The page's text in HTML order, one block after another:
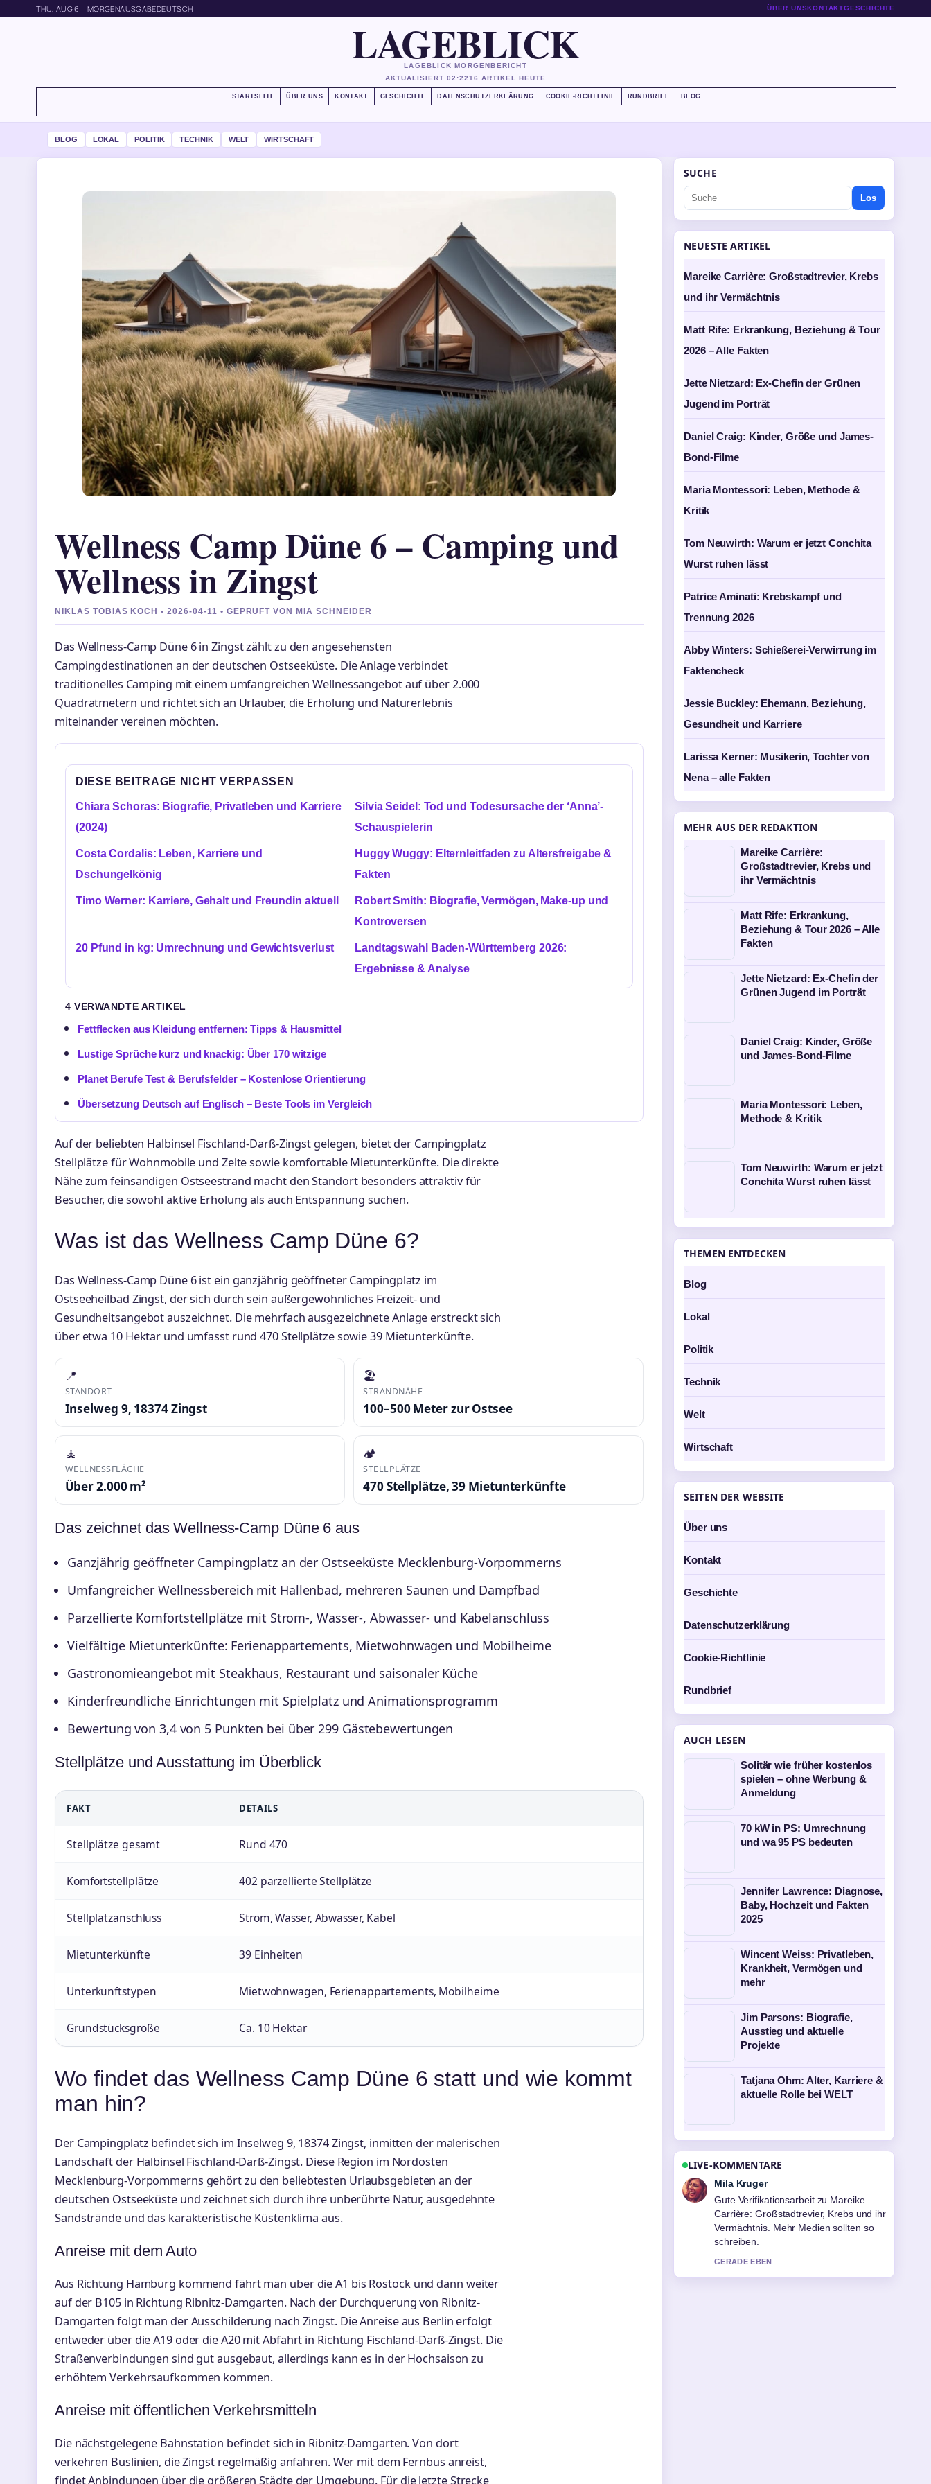
THU, AUG 6 MORGENAUSGABEDEUTSCH ÜBER UNSKONTAKTGESCHICHTE
LAGEBLICK
LAGEBLICK MORGENBERICHT
AKTUALISIERT 02:2216 ARTIKEL HEUTE
STARTSEITE ÜBER UNS KONTAKT GESCHICHTE DATENSCHUTZERKLÄRUNG COOKIE-RICHTLINIE RUNDBRIEF BLOG
BLOG LOKAL POLITIK TECHNIK WELT WIRTSCHAFT
Wellness Camp Düne 6 – Camping und
Wellness in Zingst
NIKLAS TOBIAS KOCH • 2026-04-11 • GEPRUFT VON MIA SCHNEIDER
Das Wellness-Camp Düne 6 in Zingst zählt zu den angesehensten
Campingdestinationen an der deutschen Ostseeküste. Die Anlage verbindet
traditionelles Camping mit einem umfangreichen Wellnessangebot auf über 2.000
Quadratmetern und richtet sich an Urlauber, die Erholung und Naturerlebnis
miteinander vereinen möchten.
DIESE BEITRAGE NICHT VERPASSEN
Chiara Schoras: Biografie, Privatleben und Karriere
(2024)
Silvia Seidel: Tod und Todesursache der ‘Anna’-
Schauspielerin
Costa Cordalis: Leben, Karriere und
Dschungelkönig
Huggy Wuggy: Elternleitfaden zu Altersfreigabe &
Fakten
Timo Werner: Karriere, Gehalt und Freundin aktuell
Robert Smith: Biografie, Vermögen, Make-up und
Kontroversen
20 Pfund in kg: Umrechnung und Gewichtsverlust
Landtagswahl Baden-Württemberg 2026:
Ergebnisse & Analyse
4 VERWANDTE ARTIKEL
Fettflecken aus Kleidung entfernen: Tipps & Hausmittel
Lustige Sprüche kurz und knackig: Über 170 witzige
Planet Berufe Test & Berufsfelder – Kostenlose Orientierung
Übersetzung Deutsch auf Englisch – Beste Tools im Vergleich
Auf der beliebten Halbinsel Fischland-Darß-Zingst gelegen, bietet der Campingplatz
Stellplätze für Wohnmobile und Zelte sowie komfortable Mietunterkünfte. Die direkte
Nähe zum feinsandigen Ostseestrand macht den Standort besonders attraktiv für
Besucher, die sowohl aktive Erholung als auch Entspannung suchen.
Was ist das Wellness Camp Düne 6?
Das Wellness-Camp Düne 6 ist ein ganzjährig geöffneter Campingplatz im
Ostseeheilbad Zingst, der sich durch sein außergewöhnliches Freizeit- und
Gesundheitsangebot auszeichnet. Die mehrfach ausgezeichnete Anlage erstreckt sich
über etwa 10 Hektar und umfasst rund 470 Stellplätze sowie 39 Mietunterkünfte.
📍
STANDORT
Inselweg 9, 18374 Zingst
🏖️
STRANDNÄHE
100–500 Meter zur Ostsee
🧘
WELLNESSFLÄCHE
Über 2.000 m²
🏕️
STELLPLÄTZE
470 Stellplätze, 39 Mietunterkünfte
Das zeichnet das Wellness-Camp Düne 6 aus
Ganzjährig geöffneter Campingplatz an der Ostseeküste Mecklenburg-Vorpommerns
Umfangreicher Wellnessbereich mit Hallenbad, mehreren Saunen und Dampfbad
Parzellierte Komfortstellplätze mit Strom-, Wasser-, Abwasser- und Kabelanschluss
Vielfältige Mietunterkünfte: Ferienappartements, Mietwohnwagen und Mobilheime
Gastronomieangebot mit Steakhaus, Restaurant und saisonaler Küche
Kinderfreundliche Einrichtungen mit Spielplatz und Animationsprogramm
Bewertung von 3,4 von 5 Punkten bei über 299 Gästebewertungen
Stellplätze und Ausstattung im Überblick
FAKT DETAILS
Stellplätze gesamt Rund 470
Komfortstellplätze 402 parzellierte Stellplätze
Stellplatzanschluss Strom, Wasser, Abwasser, Kabel
Mietunterkünfte 39 Einheiten
Unterkunftstypen Mietwohnwagen, Ferienappartements, Mobilheime
Grundstücksgröße Ca. 10 Hektar
Wo findet das Wellness Camp Düne 6 statt und wie kommt
man hin?
Der Campingplatz befindet sich im Inselweg 9, 18374 Zingst, inmitten der malerischen
Landschaft der Halbinsel Fischland-Darß-Zingst. Diese Region im Nordosten
Mecklenburg-Vorpommerns gehört zu den beliebtesten Urlaubsgebieten an der
deutschen Ostseeküste und zeichnet sich durch ihre unberührte Natur, ausgedehnte
Sandstrände und das karakteristische Küstenklima aus.
Anreise mit dem Auto
Aus Richtung Hamburg kommend fährt man über die A1 bis Rostock und dann weiter
auf der B105 in Richtung Ribnitz-Damgarten. Nach der Durchquerung von Ribnitz-
Damgarten folgt man der Ausschilderung nach Zingst. Die Anreise aus Berlin erfolgt
entweder über die A19 oder die A20 mit Abfahrt in Richtung Fischland-Darß-Zingst. Die
Straßenverbindungen sind gut ausgebaut, allerdings kann es in der Hochsaison zu
erhöhtem Verkehrsaufkommen kommen.
Anreise mit öffentlichen Verkehrsmitteln
Die nächstgelegene Bahnstation befindet sich in Ribnitz-Damgarten. Von dort
verkehren Buslinien, die Zingst regelmäßig anfahren. Wer mit dem Fernbus anreist,
findet Anbindungen über die größeren Städte der Umgebung. Für die letzte Strecke
SUCHE
Los
NEUESTE ARTIKEL
Mareike Carrière: Großstadtrevier, Krebs
und ihr Vermächtnis
Matt Rife: Erkrankung, Beziehung & Tour
2026 – Alle Fakten
Jette Nietzard: Ex-Chefin der Grünen
Jugend im Porträt
Daniel Craig: Kinder, Größe und James-
Bond-Filme
Maria Montessori: Leben, Methode &
Kritik
Tom Neuwirth: Warum er jetzt Conchita
Wurst ruhen lässt
Patrice Aminati: Krebskampf und
Trennung 2026
Abby Winters: Schießerei-Verwirrung im
Faktencheck
Jessie Buckley: Ehemann, Beziehung,
Gesundheit und Karriere
Larissa Kerner: Musikerin, Tochter von
Nena – alle Fakten
MEHR AUS DER REDAKTION
Mareike Carrière:
Großstadtrevier, Krebs und
ihr Vermächtnis
Matt Rife: Erkrankung,
Beziehung & Tour 2026 – Alle
Fakten
Jette Nietzard: Ex-Chefin der
Grünen Jugend im Porträt
Daniel Craig: Kinder, Größe
und James-Bond-Filme
Maria Montessori: Leben,
Methode & Kritik
Tom Neuwirth: Warum er jetzt
Conchita Wurst ruhen lässt
THEMEN ENTDECKEN
Blog
Lokal
Politik
Technik
Welt
Wirtschaft
SEITEN DER WEBSITE
Über uns
Kontakt
Geschichte
Datenschutzerklärung
Cookie-Richtlinie
Rundbrief
AUCH LESEN
Solitär wie früher kostenlos
spielen – ohne Werbung &
Anmeldung
70 kW in PS: Umrechnung
und wa 95 PS bedeuten
Jennifer Lawrence: Diagnose,
Baby, Hochzeit und Fakten
2025
Wincent Weiss: Privatleben,
Krankheit, Vermögen und
mehr
Jim Parsons: Biografie,
Ausstieg und aktuelle
Projekte
Tatjana Ohm: Alter, Karriere &
aktuelle Rolle bei WELT
LIVE-KOMMENTARE
Jonas Wagner
Starke Einordnung zu Matt Rife:
Erkrankung, Beziehung &#038; Tour
2026.... Das ist die klarste
Zusammenfassung, die ich heute